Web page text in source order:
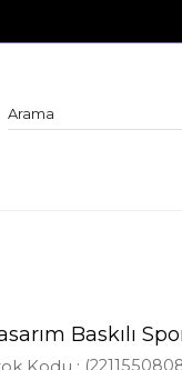
Baskılı
Kodu